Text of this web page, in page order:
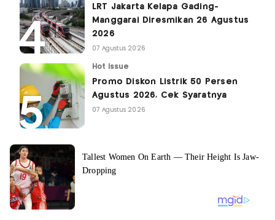
LRT Jakarta Kelapa Gading-
Manggarai Diresmikan 26 Agustus
2026
07 Agustus 2026
Hot Issue
Promo Diskon Listrik 50 Persen
Agustus 2026, Cek Syaratnya
07 Agustus 2026